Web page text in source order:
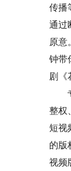
传播
通过
原意
钟带
剧《
专
整权
短视
的版
视频